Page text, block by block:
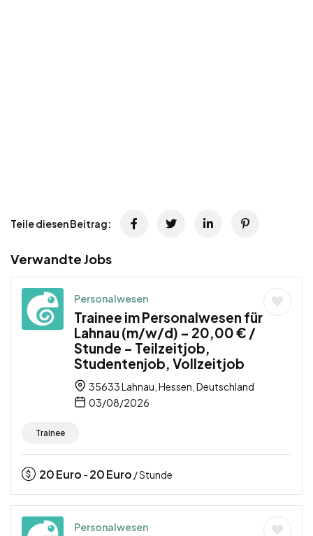
Teile diesen Beitrag:
Verwandte Jobs
Personalwesen
Trainee im Personalwesen für
Lahnau (m/w/d) – 20,00 € /
Stunde – Teilzeitjob,
Studentenjob, Vollzeitjob
35633 Lahnau, Hessen, Deutschland
03/08/2026
Trainee
20Euro - 20Euro / Stunde
Personalwesen